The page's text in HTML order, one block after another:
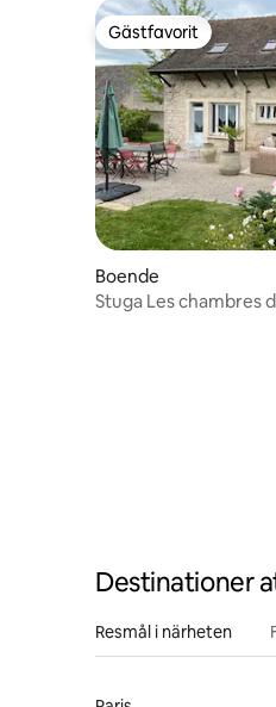
Gästfavorit
Gästfavorit
Boende
Stuga Les chambres
Destinationer
Resmål i närheten